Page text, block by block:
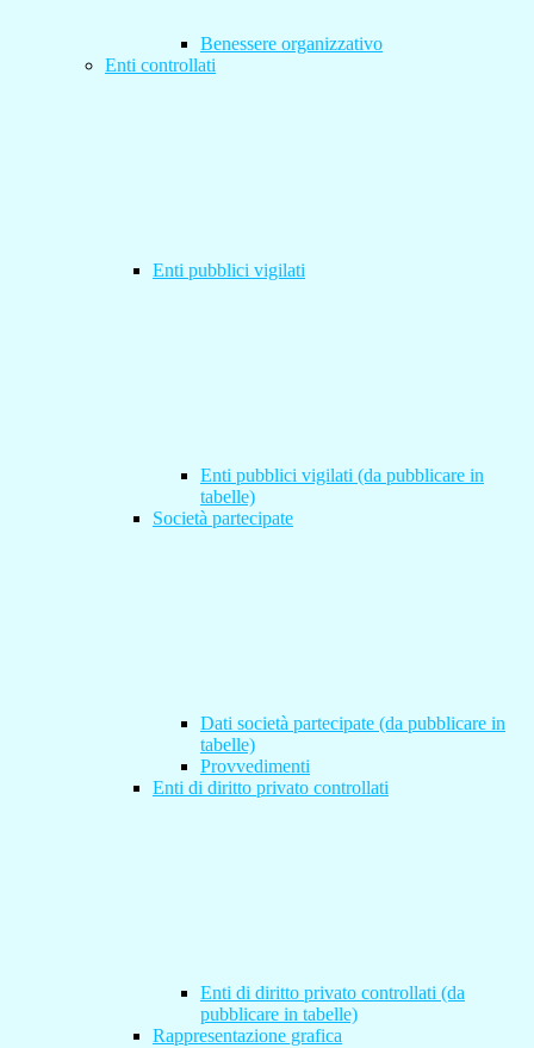
Benessere organizzativo
Enti controllati
Enti pubblici vigilati
Enti pubblici vigilati (da pubblicare in
tabelle)
Società partecipate
Dati società partecipate (da pubblicare in
tabelle)
Provvedimenti
Enti di diritto privato controllati
Enti di diritto privato controllati (da
pubblicare in tabelle)
Rappresentazione grafica